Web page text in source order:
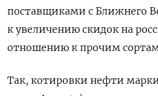
поставщиками с Ближнего
к увеличению скидок на
отношению к прочим
Так, котировки нефти марки